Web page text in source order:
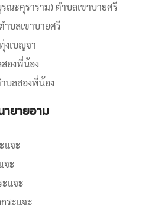
ณะคุราราม) ตำบลเขาบายศรี
ำบลเขาบายศรี
งเบญจา
องพี่น้อง
บลสองพี่น้อง
ายายอาม
แจะ
จะ
ะแจะ
ระแจะ